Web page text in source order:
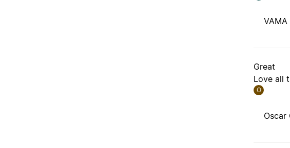
VAMA
Great
Love all
O
Oscar